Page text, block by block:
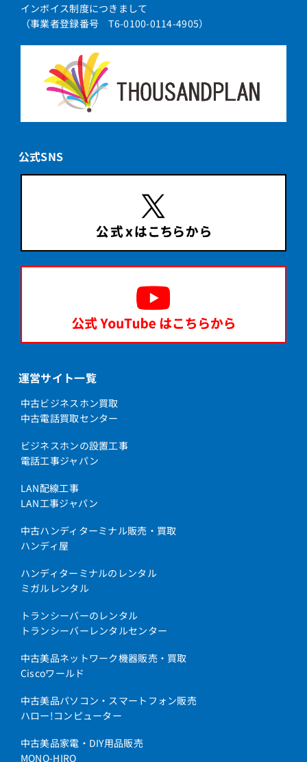
インボイス制度につきまして
（事業者登録番号 T6-0100-0114-4905）
公式SNS
運営サイト一覧
中古ビジネスホン買取
中古電話買取センター
ビジネスホンの設置工事
電話工事ジャパン
LAN配線工事
LAN工事ジャパン
中古ハンディターミナル販売・買取
ハンディ屋
ハンディターミナルのレンタル
ミガルレンタル
トランシーバーのレンタル
トランシーバーレンタルセンター
中古美品ネットワーク機器販売・買取
Ciscoワールド
中古美品パソコン・スマートフォン販売
ハロー!コンピューター
中古美品家電・DIY用品販売
MONO-HIRO